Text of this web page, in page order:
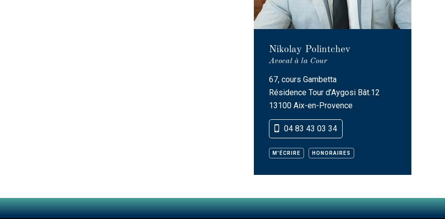
Nikolay Polintchev
Avocat à la Cour
67, cours Gambetta
Résidence Tour d’Aygosi Bât.12
13100 Aix-en-Provence
04 83 43 03 34
M'ÉCRIRE HONORAIRES